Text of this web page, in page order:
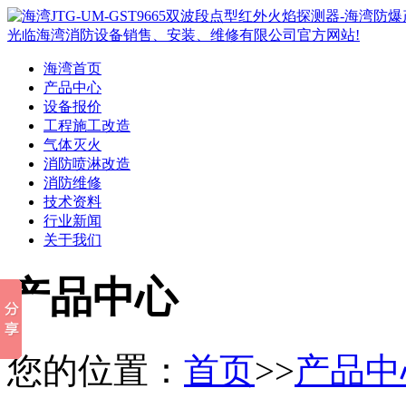
海湾首页
产品中心
设备报价
工程施工改造
气体灭火
消防喷淋改造
消防维修
技术资料
行业新闻
关于我们
产品中心
您的位置： 首页>>产品